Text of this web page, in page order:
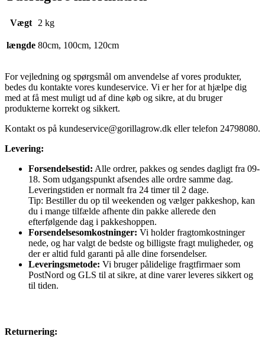
Vægt 2 kg
længde 80cm, 100cm, 120cm
For vejledning og spørgsmål om anvendelse af vores produkter,
bedes du kontakte vores kundeservice. Vi er her for at hjælpe dig
med at få mest muligt ud af dine køb og sikre, at du bruger
produkterne korrekt og sikkert.
Kontakt os på kundeservice@gorillagrow.dk eller telefon 24798080.
Levering:
Forsendelsestid: Alle ordrer, pakkes og sendes dagligt fra 09-
18. Som udgangspunkt afsendes alle ordre samme dag.
Leveringstiden er normalt fra 24 timer til 2 dage.
Tip: Bestiller du op til weekenden og vælger pakkeshop, kan
du i mange tilfælde afhente din pakke allerede den
efterfølgende dag i pakkeshoppen.
Forsendelsesomkostninger: Vi holder fragtomkostninger
nede, og har valgt de bedste og billigste fragt muligheder, og
der er altid fuld garanti på alle dine forsendelser.
Leveringsmetode: Vi bruger pålidelige fragtfirmaer som
PostNord og GLS til at sikre, at dine varer leveres sikkert og
til tiden.
Returnering: